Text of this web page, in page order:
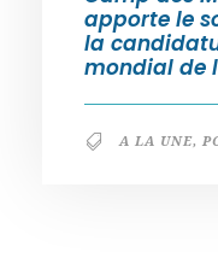
apporte le
la
mondial de
A LA UNE,